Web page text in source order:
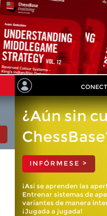
¿Aún sin
INFÓRMESE >
¡Así se aprenden las
Entrenar sistemas de
variantes de manera
¡Jugada a jugada!